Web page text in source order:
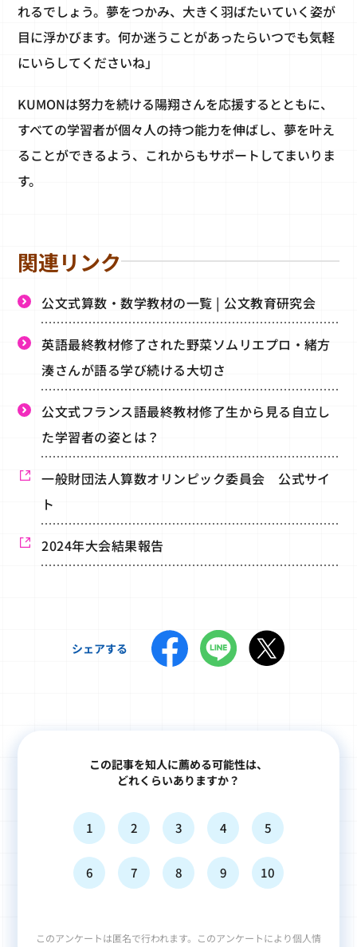
れるでしょう。夢をつかみ、大きく羽ばたいていく姿が
目に浮かびます。何か迷うことがあったらいつでも気軽
にいらしてくださいね」
KUMONは努力を続ける陽翔さんを応援するとともに、
すべての学習者が個々人の持つ能力を伸ばし、夢を叶え
ることができるよう、これからもサポートしてまいりま
す。
関連リンク
公文式算数・数学教材の一覧 | 公文教育研究会
英語最終教材修了された野菜ソムリエプロ・緒方
湊さんが語る学び続ける大切さ
公文式フランス語最終教材修了生から見る自立し
た学習者の姿とは？
一般財団法人算数オリンピック委員会 公式サイ
ト
2024年大会結果報告
シェアする
この記事を知人に薦める可能性は、
どれくらいありますか？
1 2 3 4 5
6 7 8 9 10
このアンケートは匿名で行われます。このアンケートにより個人情